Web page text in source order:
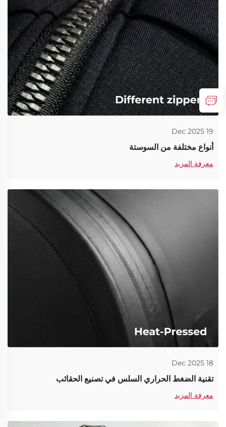
19 Dec 2025
أنواع مختلفة من السوستة
معرفة المزيد
18 Dec 2025
تقنية الضغط الحراري السلس في تصنيع الحقائب
معرفة المزيد